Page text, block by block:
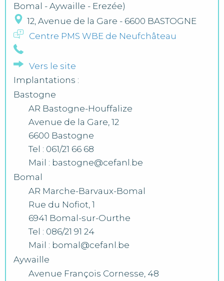
Bomal - Aywaille - Erezée)
12, Avenue de la Gare - 6600 BASTOGNE
Centre PMS WBE de Neufchâteau
Vers le site
Implantations :
Bastogne
AR Bastogne-Houffalize
Avenue de la Gare, 12
6600 Bastogne
Tel : 061/21 66 68
Mail : bastogne@cefanl.be
Bomal
AR Marche-Barvaux-Bomal
Rue du Nofiot, 1
6941 Bomal-sur-Ourthe
Tel : 086/21 91 24
Mail : bomal@cefanl.be
Aywaille
Avenue François Cornesse, 48